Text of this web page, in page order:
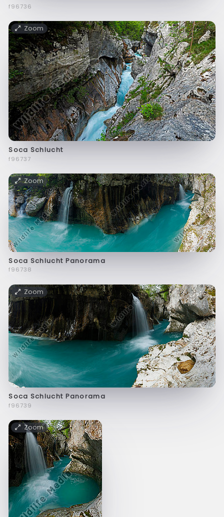
f96736
Zoom
Soca Schlucht
f96737
Zoom
Soca Schlucht Panorama
f96738
Zoom
Soca Schlucht Panorama
f96739
Zoom